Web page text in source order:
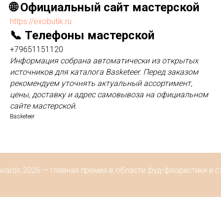
🌐 Официальный сайт мастерской
https://exobutik.ru
📞 Телефоны мастерской
+79651151120
Информация собрана автоматически из открытых
источников для каталога Basketeer. Перед заказом
рекомендуем уточнять актуальный ассортимент,
цены, доставку и адрес самовывоза на официальном
сайте мастерской.
Basketeer
2026 — главная премия в области фуд-флористики и